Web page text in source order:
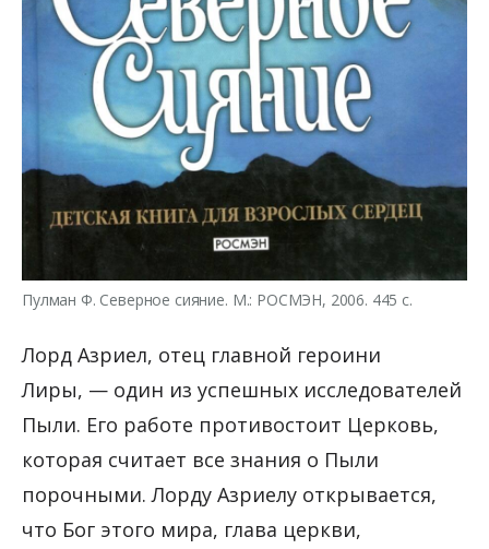
Пулман Ф. Северное сияние. М.: РОСМЭН, 2006. 445 с.
Лорд Азриел, отец главной героини
Лиры, — один из успешных исследователей
Пыли. Его работе противостоит Церковь,
которая считает все знания о Пыли
порочными. Лорду Азриелу открывается,
что Бог этого мира, глава церкви,